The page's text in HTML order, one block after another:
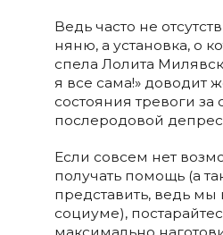
Ведь часто не
няню, а установка, о
спела Лолита
я все сама!» доводит
состояния тревоги
послеродовой
Если совсем нет
получать помощь (а
представить, ведь
социуме),